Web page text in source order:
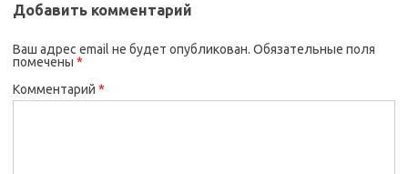
Добавить комментарий
Ваш адрес email не будет опубликован. Обязательные поля
помечены *
Комментарий *